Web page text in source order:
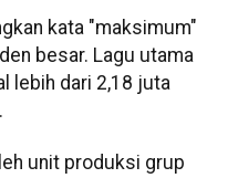
kata "maksimum"
besar. Lagu utama
lebih dari 2,18 juta
unit produksi grup